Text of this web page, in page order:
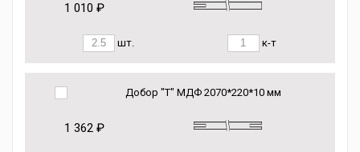
1 010 ₽
шт. к-т
Добор "Т" МДФ 2070*220*10 мм
1 362 ₽